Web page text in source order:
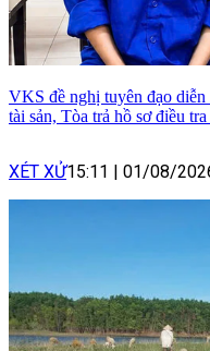
VKS đề nghị tuyên đạo
tài sản, Tòa trả hồ sơ điều
XÉT XỬ15:11 | 01/08/